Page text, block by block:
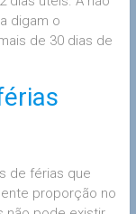
digam o
de 30 dias de
de férias que
proporção no